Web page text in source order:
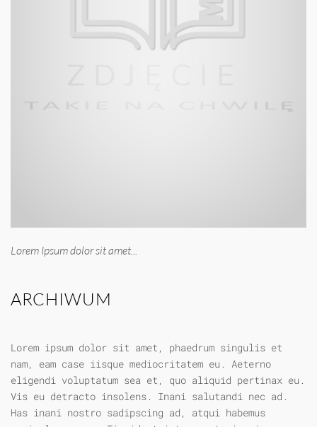
Lorem Ipsum dolor sit amet...
ARCHIWUM
Lorem ipsum dolor sit amet, phaedrum singulis et
nam, eam case iisque mediocritatem eu. Aeterno
eligendi voluptatum sea et, quo aliquid pertinax eu.
Vis eu detracto insolens. Inani salutandi nec ad.
Has inani nostro sadipscing ad, atqui habemus